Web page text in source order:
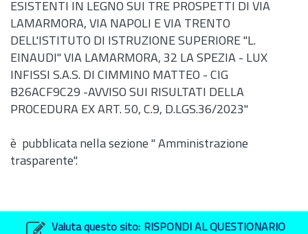
ESISTENTI IN LEGNO SUI TRE PROSPETTI DI VIA
LAMARMORA, VIA NAPOLI E VIA TRENTO
DELL'ISTITUTO DI ISTRUZIONE SUPERIORE "L.
EINAUDI" VIA LAMARMORA, 32 LA SPEZIA - LUX
INFISSI S.A.S. DI CIMMINO MATTEO - CIG
B26ACF9C29 -AVVISO SUI RISULTATI DELLA
PROCEDURA EX ART. 50, C.9, D.LGS.36/2023"
è pubblicata nella sezione " Amministrazione
trasparente".
Valuta questo sito: RISPONDI AL QUESTIONARIO